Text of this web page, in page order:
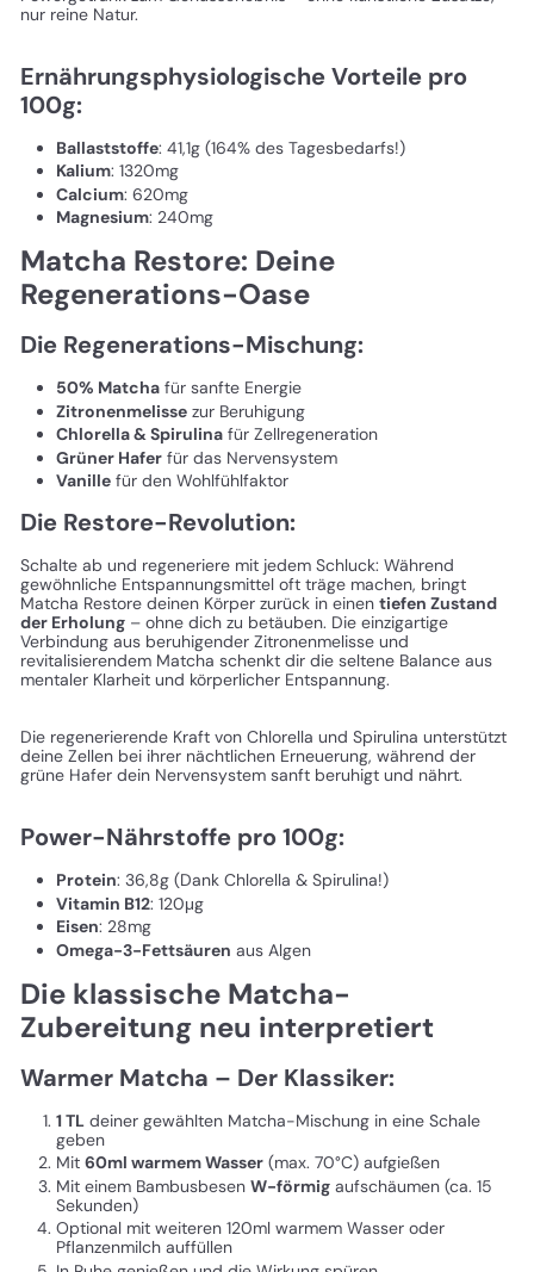
nur reine Natur.
Ernährungsphysiologische Vorteile pro
100g:
Ballaststoffe: 41,1g (164% des Tagesbedarfs!)
Kalium: 1320mg
Calcium: 620mg
Magnesium: 240mg
Matcha Restore: Deine
Regenerations-Oase
Die Regenerations-Mischung:
50% Matcha für sanfte Energie
Zitronenmelisse zur Beruhigung
Chlorella & Spirulina für Zellregeneration
Grüner Hafer für das Nervensystem
Vanille für den Wohlfühlfaktor
Die Restore-Revolution:
Schalte ab und regeneriere mit jedem Schluck: Während
gewöhnliche Entspannungsmittel oft träge machen, bringt
Matcha Restore deinen Körper zurück in einen tiefen Zustand
der Erholung – ohne dich zu betäuben. Die einzigartige
Verbindung aus beruhigender Zitronenmelisse und
revitalisierendem Matcha schenkt dir die seltene Balance aus
mentaler Klarheit und körperlicher Entspannung.
Die regenerierende Kraft von Chlorella und Spirulina unterstützt
deine Zellen bei ihrer nächtlichen Erneuerung, während der
grüne Hafer dein Nervensystem sanft beruhigt und nährt.
Power-Nährstoffe pro 100g:
Protein: 36,8g (Dank Chlorella & Spirulina!)
Vitamin B12: 120μg
Eisen: 28mg
Omega-3-Fettsäuren aus Algen
Die klassische Matcha-
Zubereitung neu interpretiert
Warmer Matcha – Der Klassiker:
1 TL deiner gewählten Matcha-Mischung in eine Schale
geben
Mit 60ml warmem Wasser (max. 70°C) aufgießen
Mit einem Bambusbesen W-förmig aufschäumen (ca. 15
Sekunden)
Optional mit weiteren 120ml warmem Wasser oder
Pflanzenmilch auffüllen